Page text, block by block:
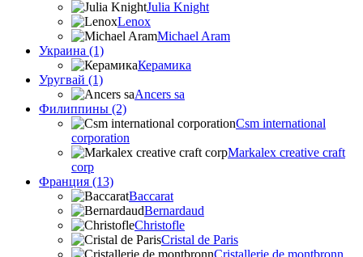
Julia Knight
Lenox
Michael Aram
Украина (1)
Керамика
Уругвай (1)
Ancers sa
Филиппины (2)
Csm international
corporation
Markalex creative craft
corp
Франция (13)
Baccarat
Bernardaud
Christofle
Cristal de Paris
Cristallerie de montbronn